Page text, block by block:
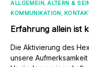
ALLGEMEIN,ALTERN &
KOMMUNIKATION,
Erfahrung allein ist
Die Aktivierung des
unsere